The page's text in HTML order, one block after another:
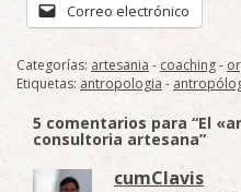
Correo electrónico
Categorías: artesania - coaching-
Etiquetas: antropologia -
5 comentarios para “El
consultoria artesana”
cumClavis